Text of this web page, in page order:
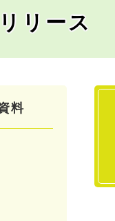
リース
本
料